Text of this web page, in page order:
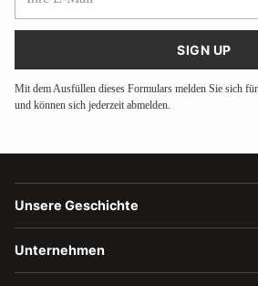
SIGN UP
Mit dem Ausfüllen dieses Formulars melden Sie sich
und können sich jederzeit abmelden.
Unsere Geschichte
Unternehmen